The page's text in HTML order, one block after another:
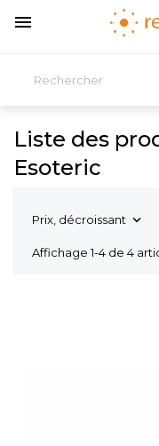

Liste des
Esoteric
Prix, décroissant 
Affichage 1-4 de 4